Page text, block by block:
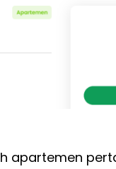
apartemen